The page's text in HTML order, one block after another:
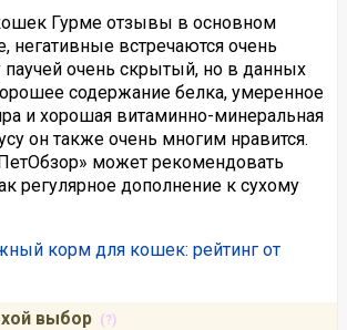
Гурме отзывы в основном
негативные встречаются очень
паучей очень скрытый, но в данных
содержание белка, умеренное
и хорошая витаминно-минеральная
он также очень многим нравится.
может рекомендовать
регулярное дополнение к сухому
корм для кошек: рейтинг от
выбор (?)